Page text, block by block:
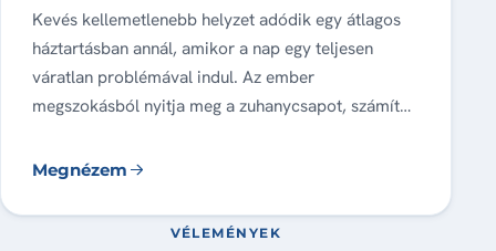
Kevés kellemetlenebb helyzet adódik egy átlagos
háztartásban annál, amikor a nap egy teljesen
váratlan problémával indul. Az ember
megszokásból nyitja meg a zuhanycsapot, számít…
Megnézem
VÉLEMÉNYEK